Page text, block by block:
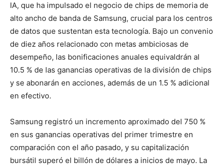
IA, que ha impulsado el negocio de chips de memoria de
alto ancho de banda de Samsung, crucial para los centros
de datos que sustentan esta tecnología. Bajo un convenio
de diez años relacionado con metas ambiciosas de
desempeño, las bonificaciones anuales equivaldrán al
10.5 % de las ganancias operativas de la división de chips
y se abonarán en acciones, además de un 1.5 % adicional
en efectivo.
Samsung registró un incremento aproximado del 750 %
en sus ganancias operativas del primer trimestre en
comparación con el año pasado, y su capitalización
bursátil superó el billón de dólares a inicios de mayo. La